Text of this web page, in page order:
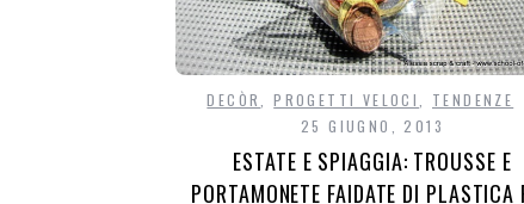
DECÒR ,PROGETTI VELOCI
TENDENZE
25 GIUGNO, 2013
ESTATE E SPIAGGIA: TROUSSE E
PORTAMONETE FAIDATE DI PLASTICA